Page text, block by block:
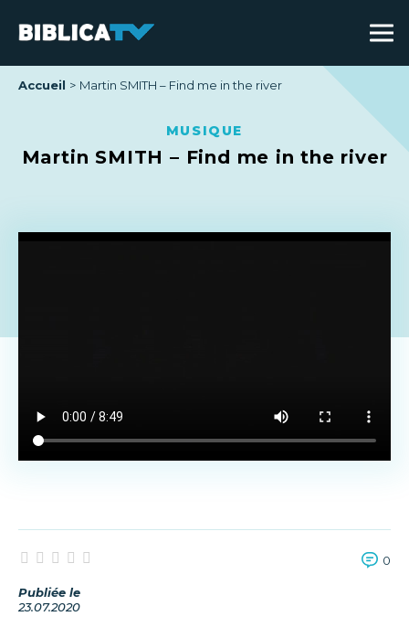
Accueil Martin SMITH – Find me in the river
MUSIQUE
Martin SMITH – Find me in the river
0
Publiée le
23.07.2020